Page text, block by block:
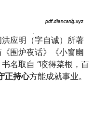
洪应明（字自诚）所著
围炉夜话》《小窗幽
名取自 “咬得菜根，百
正持心方能成就事业。